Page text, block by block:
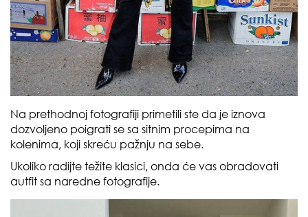
Na prethodnoj fotografiji primetili ste da je iznova
dozvoljeno poigrati se sa sitnim procepima na
kolenima, koji skreću pažnju na sebe.
Ukoliko radijte težite klasici, onda će vas obradovati
autfit sa naredne fotografije.